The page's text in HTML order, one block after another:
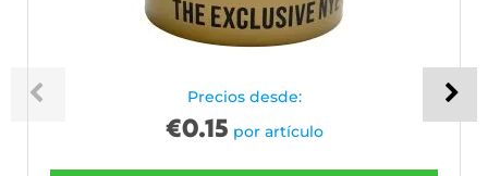
Precios desde:
€0.15 por artículo